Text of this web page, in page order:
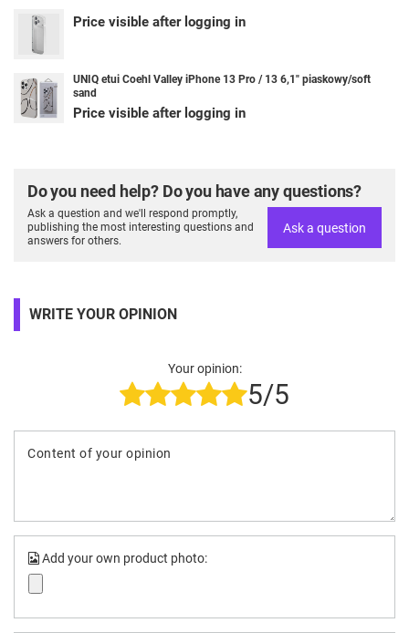
Price visible after logging in
UNIQ etui Coehl Valley iPhone 13 Pro / 13 6,1" piaskowy/soft
sand
Price visible after logging in
Do you need help? Do you have any questions?
Ask a question and we'll respond promptly,
publishing the most interesting questions and
answers for others.
Ask a question
WRITE YOUR OPINION
Your opinion:
5/5
Content of your opinion
Add your own product photo: